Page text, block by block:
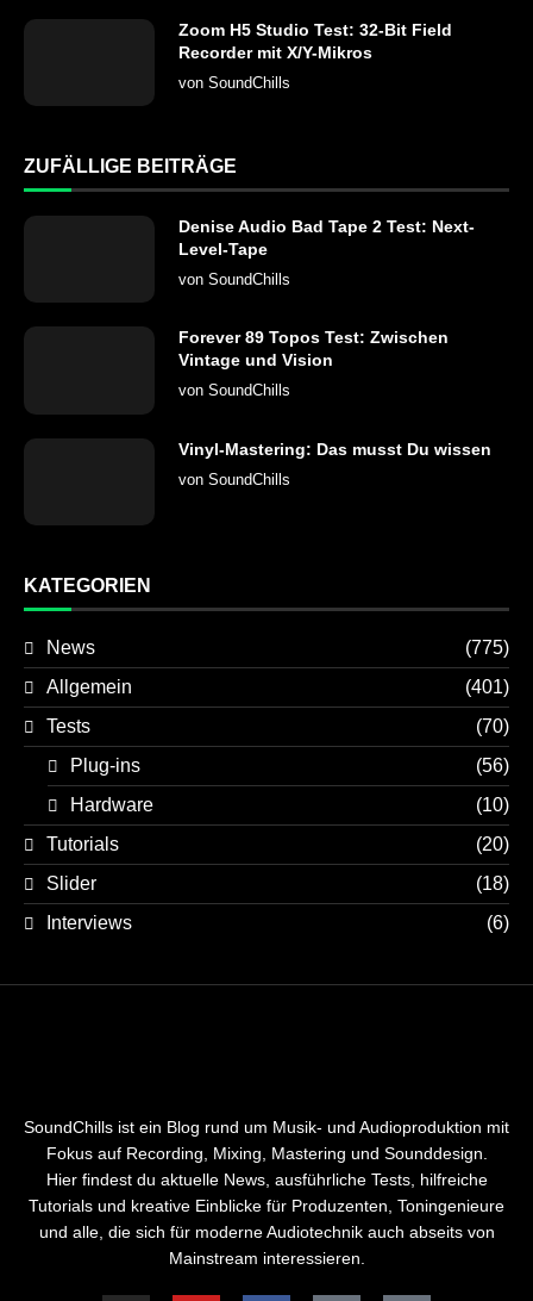
Zoom H5 Studio Test: 32-Bit Field
Recorder mit X/Y-Mikros
von SoundChills
ZUFÄLLIGE BEITRÄGE
Denise Audio Bad Tape 2 Test: Next-
Level-Tape
von SoundChills
Forever 89 Topos Test: Zwischen
Vintage und Vision
von SoundChills
Vinyl-Mastering: Das musst Du wissen
von SoundChills
KATEGORIEN
News
(775)
Allgemein
(401)
Tests
(70)
Plug-ins
(56)
Hardware
(10)
Tutorials
(20)
Slider
(18)
Interviews
(6)
SoundChills ist ein Blog rund um Musik- und Audioproduktion mit
Fokus auf Recording, Mixing, Mastering und Sounddesign.
Hier findest du aktuelle News, ausführliche Tests, hilfreiche
Tutorials und kreative Einblicke für Produzenten, Toningenieure
und alle, die sich für moderne Audiotechnik auch abseits von
Mainstream interessieren.